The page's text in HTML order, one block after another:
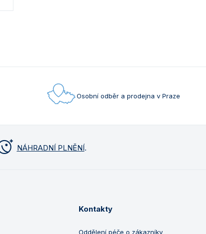
Osobní odběr a prodejna v Praze
NÁHRADNÍ PLNĚNÍ.
Kontakty
Oddělení péče o zákazníky